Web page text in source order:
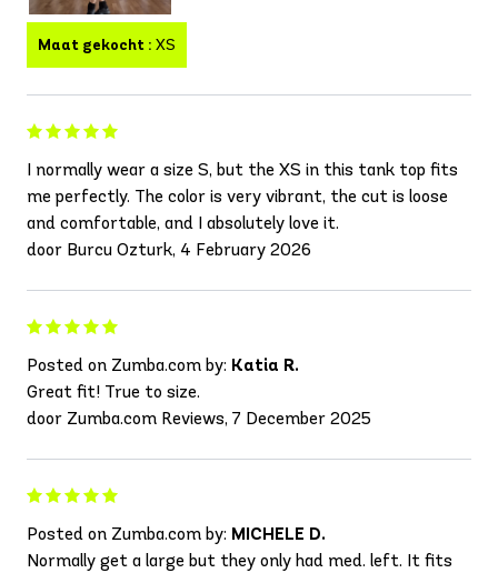
Maat gekocht : XS
I normally wear a size S, but the XS in this tank top fits
me perfectly. The color is very vibrant, the cut is loose
and comfortable, and I absolutely love it.
door Burcu Ozturk, 4 February 2026
Posted on Zumba.com by: Katia R.
Great fit! True to size.
door Zumba.com Reviews, 7 December 2025
Posted on Zumba.com by: MICHELE D.
Normally get a large but they only had med. left. It fits